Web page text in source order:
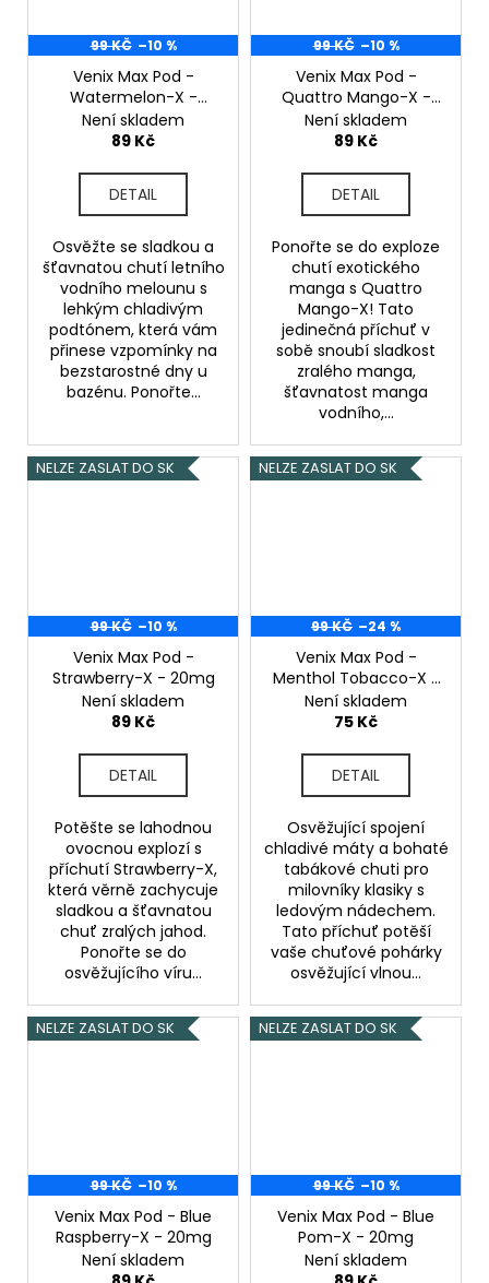
99 KČ –10 %
Venix Max Pod -
Watermelon-X -
20mg
Není skladem
89 Kč
DETAIL
Osvěžte se sladkou a
šťavnatou chutí letního
vodního melounu s
lehkým chladivým
podtónem, která vám
přinese vzpomínky na
bezstarostné dny u
bazénu. Ponořte...
99 KČ –10 %
Venix Max Pod -
Quattro Mango-X -
20mg
Není skladem
89 Kč
DETAIL
Ponořte se do exploze
chutí exotického
manga s Quattro
Mango-X! Tato
jedinečná příchuť v
sobě snoubí sladkost
zralého manga,
šťavnatost manga
vodního,...
NELZE ZASLAT DO SK
99 KČ –10 %
Venix Max Pod -
Strawberry-X - 20mg
Není skladem
89 Kč
DETAIL
Potěšte se lahodnou
ovocnou explozí s
příchutí Strawberry-X,
která věrně zachycuje
sladkou a šťavnatou
chuť zralých jahod.
Ponořte se do
osvěžujícího víru...
NELZE ZASLAT DO SK
99 KČ –24 %
Venix Max Pod -
Menthol Tobacco-X -
20mg
Není skladem
75 Kč
DETAIL
Osvěžující spojení
chladivé máty a bohaté
tabákové chuti pro
milovníky klasiky s
ledovým nádechem.
Tato příchuť potěší
vaše chuťové pohárky
osvěžující vlnou...
NELZE ZASLAT DO SK
99 KČ –10 %
Venix Max Pod - Blue
Raspberry-X - 20mg
Není skladem
NELZE ZASLAT DO SK
99 KČ –10 %
Venix Max Pod - Blue
Pom-X - 20mg
Není skladem